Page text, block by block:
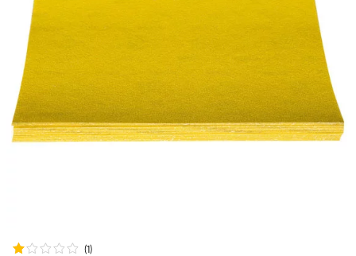
(1)